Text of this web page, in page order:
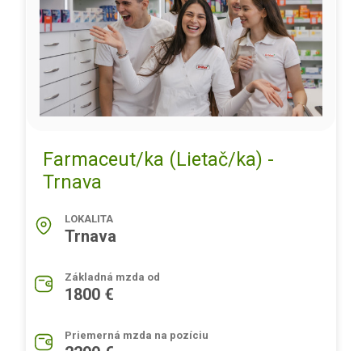
Farmaceut/ka (Lietač/ka) -
Trnava
LOKALITA
Trnava
Základná mzda od
1800 €
Priemerná mzda na pozíciu